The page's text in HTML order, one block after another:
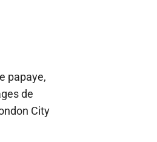
papaye,
de
City